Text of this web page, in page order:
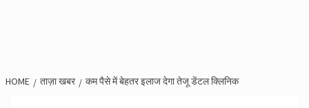
HOME ताज़ा खबर कम पैसे में बेहतर इलाज देगा तेजू डेंटल क्लिनिक